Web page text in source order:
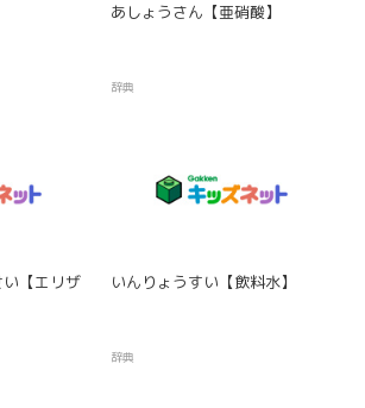
あしょうさん【亜硝酸】
辞典
【エリザ
いんりょうすい【飲料水】
辞典